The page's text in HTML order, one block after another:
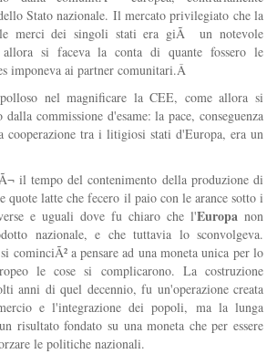
Stato nazionale. Il mercato privilegiato che la
merci dei singoli stati era giÃ un notevole
si faceva la conta di quante fossero le
imponeva ai partner comunitari.Â
nel magnificare la CEE, come allora si
commissione d'esame: la pace, conseguenza
cooperazione tra i litigiosi stati d'Europa, era un
il tempo del contenimento della produzione di
quote latte che fecero il paio con le arance sotto i
e uguali dove fu chiaro che l'Europa non
nazionale, e che tuttavia lo sconvolgeva.
cominciÃ² a pensare ad una moneta unica per lo
le cose si complicarono. La costruzione
anni di quel decennio, fu un'operazione creata
e l'integrazione dei popoli, ma la lunga
risultato fondato su una moneta che per essere
le politiche nazionali.